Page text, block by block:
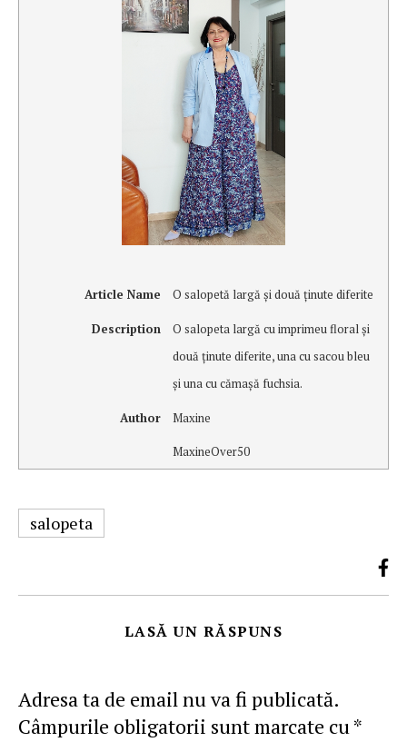
Article Name O salopetă largă şi două ţinute diferite
Description
O salopeta largă cu imprimeu floral şi
două ţinute diferite, una cu sacou bleu
şi una cu cămaşă fuchsia.
Author Maxine
MaxineOver50
salopeta
LASĂ UN RĂSPUNS
Adresa ta de email nu va fi publicată.
Câmpurile obligatorii sunt marcate cu*